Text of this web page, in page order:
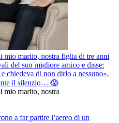
mio marito, nostra figlia di tre anni
del suo migliore amico e disse:
chiedeva di non dirlo a nessuno».
il silenzio… 😱
mio marito, nostra
a far partire l’aereo di un